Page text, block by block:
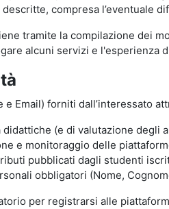
compresa l’eventuale
tramite la compilazione dei
alcuni servizi e l'esperienza
e Email) forniti dall’interessato
(e di valutazione
e monitoraggio delle
pubblicati dagli studenti
obbligatori (Nome,
per registrarsi alle